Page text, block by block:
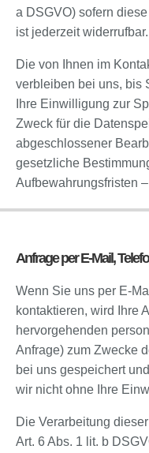
a DSGVO) sofern
ist jederzeit widerrufbar.
Die von Ihnen im
verbleiben bei uns, bis
Ihre Einwilligung zur
Zweck für die
abgeschlossener
gesetzliche
Aufbewahrungsfristen
Anfrage per E-Mail,
Wenn Sie uns per E-
kontaktieren, wird Ihre
hervorgehenden
Anfrage) zum Zwecke
bei uns gespeichert
wir nicht ohne Ihre
Die Verarbeitung
Art. 6 Abs. 1 lit. b